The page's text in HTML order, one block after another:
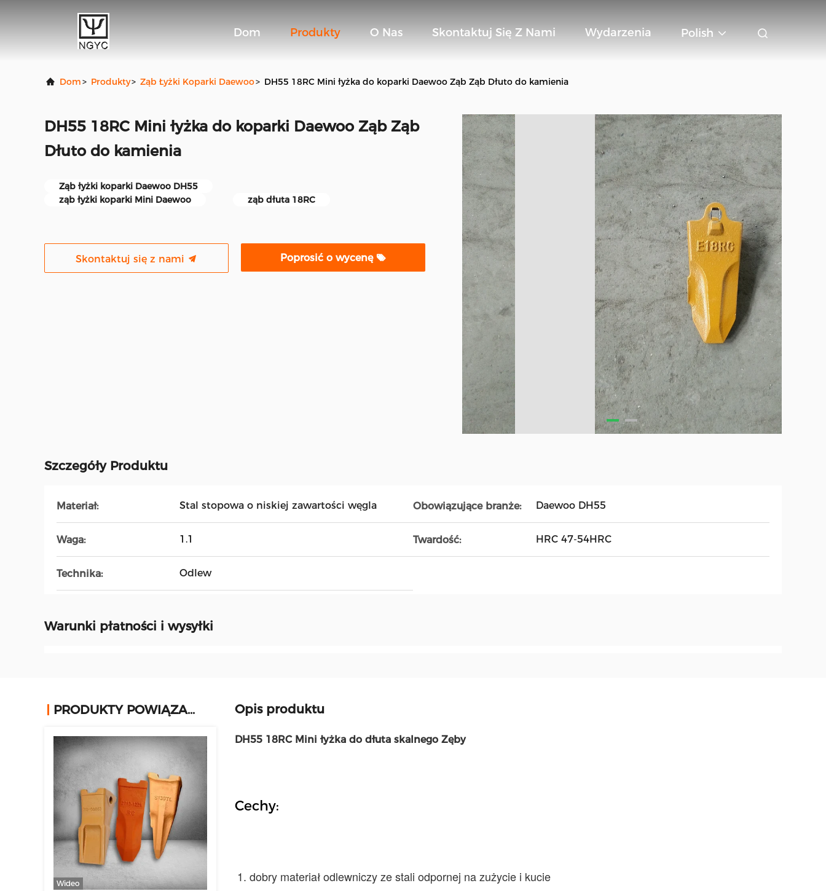
Dom Produkty O Nas Skontaktuj Się Z Nami Wydarzenia Polish
Dom> Produkty> Ząb Łyżki Koparki Daewoo> DH55 18RC Mini łyżka do koparki Daewoo Ząb Ząb Dłuto do kamienia
DH55 18RC Mini łyżka do koparki Daewoo Ząb Ząb
Dłuto do kamienia
Ząb łyżki koparki Daewoo DH55
ząb łyżki koparki Mini Daewoo
ząb dłuta 18RC
Skontaktuj się z nami Poprosić o wycenę
Szczegóły Produktu
Materiał: Stal stopowa o niskiej zawartości węgla Obowiązujące branże: Daewoo DH55
Waga: 1.1 Twardość: HRC 47-54HRC
Technika: Odlew
Warunki płatności i wysyłki
PRODUKTY POWIĄZANE
Wideo
Opis produktu
DH55 18RC Mini łyżka do dłuta skalnego Zęby
Cechy:
1. dobry materiał odlewniczy ze stali odpornej na zużycie i kucie